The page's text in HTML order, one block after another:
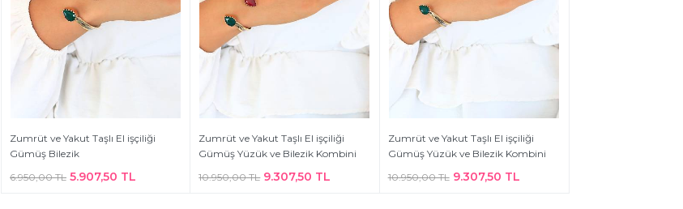
Zumrüt ve Yakut Taşlı El işçiliği
Gümüş Bilezik
6.950,00 TL 5.907,50 TL
Zumrüt ve Yakut Taşlı El işçiliği
Gümüş Yüzük ve Bilezik Kombini
10.950,00 TL 9.307,50 TL
Zumrüt ve Yakut Taşlı El işçiliği
Gümüş Yüzük ve Bilezik Kombini
10.950,00 TL 9.307,50 TL